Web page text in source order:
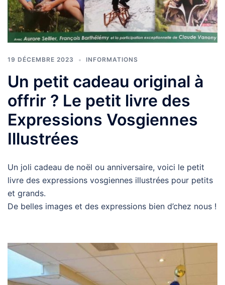
19 DÉCEMBRE 2023 INFORMATIONS
Un petit cadeau original à
offrir ? Le petit livre des
Expressions Vosgiennes
Illustrées
Un joli cadeau de noël ou anniversaire, voici le petit
livre des expressions vosgiennes illustrées pour petits
et grands.
De belles images et des expressions bien d’chez nous !